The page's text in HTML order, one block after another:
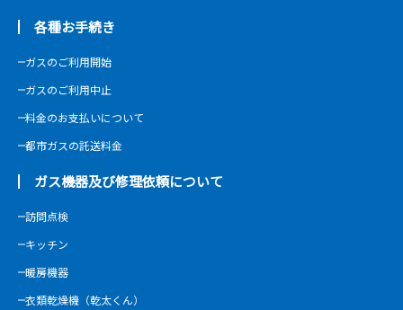
各種お手続き
ガスのご利用開始
ガスのご利用中止
料金のお支払いについて
都市ガスの託送料金
ガス機器及び修理依頼について
訪問点検
キッチン
暖房機器
衣類乾燥機（乾太くん）